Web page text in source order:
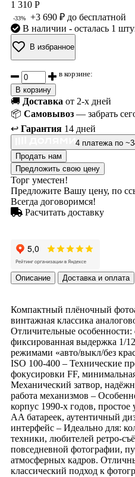
1 310 Р
-33%
+3 690 ₽ до бесплатной
В наличии - осталась 1
В избранное
в корзине:
В корзину
🚚 Доставка от 2-х дней
📦 Самовывоз — забрать
↩️ Гарантия 14 дней
4 платежа по
Продать нам
Предложить свою цену
Торг уместен!
Предложите Вашу цену, по
Всегда договоримся!
Расчитать доставку
Описание Доставка и оплата
Компактный плёночный
винтажная классика
Отличительные
фиксированная выдержка 1/
режимами «авто/выкл/без
ISO 100-400 – Технические
фокусировки FF,
Механический затвор,
работа механизмов –
корпус 1990-х годов,
AA батареек, аутентичный
интерфейс – Идеально для:
техники, любителей ретро-
повседневной фотографии,
атмосферных кадров.
классический подход к